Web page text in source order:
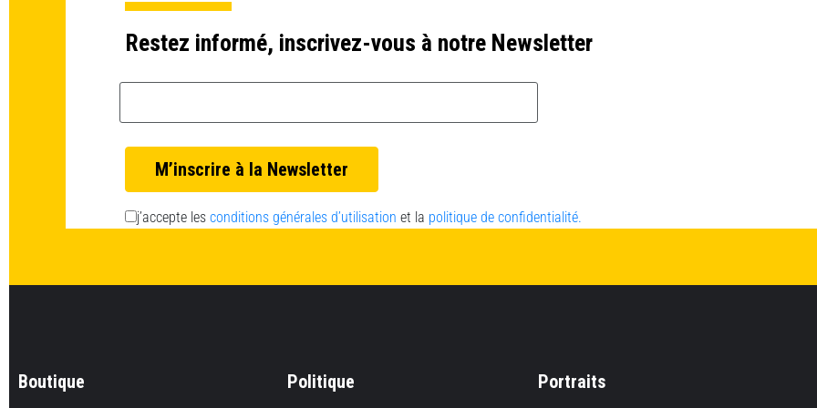
Restez informé, inscrivez-vous à notre Newsletter
j’accepte les conditions générales d’utilisation et la politique de confidentialité.
Boutique Politique Portraits